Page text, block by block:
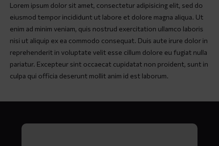
Lorem ipsum dolor sit amet, consectetur adipisicing elit, sed do
eiusmod tempor incididunt ut labore et dolore magna aliqua. Ut
enim ad minim veniam, quis nostrud exercitation ullamco laboris
nisi ut aliquip ex ea commodo consequat. Duis aute irure dolor in
reprehenderit in voluptate velit esse cillum dolore eu fugiat nulla
pariatur. Excepteur sint occaecat cupidatat non proident, sunt in
culpa qui officia deserunt mollit anim id est laborum.